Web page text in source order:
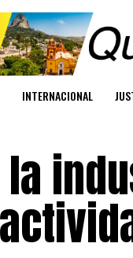
INTERNACIONAL
la